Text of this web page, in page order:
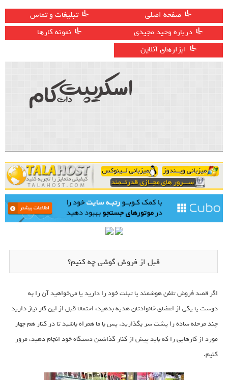
صفحه اصلی
تبلیغات و تماس
درباره وحید مجیدی
نمونه کارها
ابزارهای آنلاین
قبل از فروش گوشی چه کنیم؟
اگر قصد فروش تلفن ‌هوشمند یا تبلت خود را دارید یا می‌خواهید آن را به
دوست یا یکی از اعضای خانوادتان هدیه بدهید، احتمالا قبل از این کار نیاز دارید
چند مرحله ساده را پشت ‌سر بگذارید. پس با ما همراه باشید تا در کنار هم چهار
مورد از کارهایی را که باید پیش از کنار گذاشتن دستگاه خود انجام دهید، مرور
کنیم.